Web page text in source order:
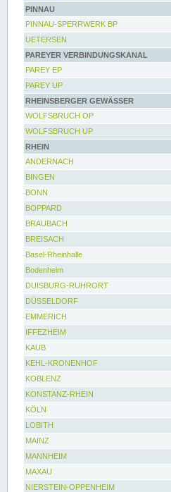
PINNAU
PINNAU-SPERRWERK BP
UETERSEN
PAREYER VERBINDUNGSKANAL
PAREY EP
PAREY UP
RHEINSBERGER GEWÄSSER
WOLFSBRUCH OP
WOLFSBRUCH UP
RHEIN
ANDERNACH
BINGEN
BONN
BOPPARD
BRAUBACH
BREISACH
Basel-Rheinhalle
Bodenheim
DUISBURG-RUHRORT
DÜSSELDORF
EMMERICH
IFFEZHEIM
KAUB
KEHL-KRONENHOF
KOBLENZ
KONSTANZ-RHEIN
KÖLN
LOBITH
MAINZ
MANNHEIM
MAXAU
NIERSTEIN-OPPENHEIM